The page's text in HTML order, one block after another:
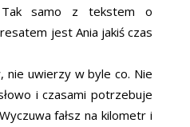
Tak samo z tekstem o
jest Ania jakiś czas
nie uwierzy w byle co. Nie
i czasami potrzebuje
fałsz na kilometr i